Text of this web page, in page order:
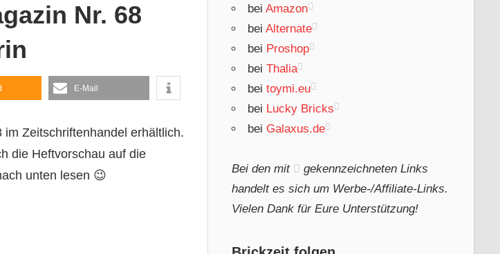
Nr. 68
E-Mail
Zeitschriftenhandel erhältlich.
die Heftvorschau auf die
unten lesen 😉
bei Amazon
bei Alternate
bei Proshop
bei Thalia
bei toymi.eu
bei Lucky Bricks
bei Galaxus.de
Bei den mit
gekennzeichneten Links
handelt es sich um Werbe-/Affiliate-Links.
Vielen Dank für Eure Unterstützung!